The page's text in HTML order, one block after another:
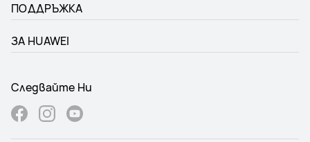
ПОДДРЪЖКА
ЗА HUAWEI
Следвайте Ни